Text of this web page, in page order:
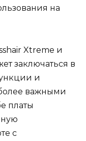
на
Xtreme и
заключаться в
и
важными
платы
с